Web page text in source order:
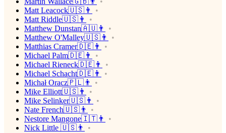
Matt Leacock🇺🇸👨
Matt Riddle🇺🇸👨
Matthew Dunstan🇦🇺👨
Matthew O'Malley🇺🇸👨
Matthias Cramer🇩🇪👨
Michael Palm🇩🇪👨
Michael Rieneck🇩🇪👨
Michael Schacht🇩🇪👨
Michał Oracz🇵🇱👨
Mike Elliott🇺🇸👨
Mike Selinker🇺🇸👨
Nate French🇺🇸👨
Nestore Mangone🇮🇹👨
Nick Little 🇺🇸👨